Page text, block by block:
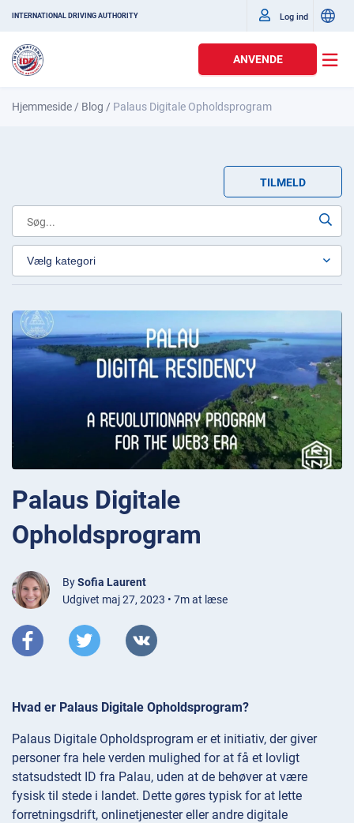
INTERNATIONAL DRIVING AUTHORITY Log ind
ANVENDE
Hjemmeside / Blog / Palaus Digitale Opholdsprogram
TILMELD
Palaus Digitale
Opholdsprogram
BySofia Laurent
Udgivet maj 27, 2023 • 7m at læse
Hvad er Palaus Digitale Opholdsprogram?
Palaus Digitale Opholdsprogram er et initiativ, der giver
personer fra hele verden mulighed for at få et lovligt
statsudstedt ID fra Palau, uden at de behøver at være
fysisk til stede i landet. Dette gøres typisk for at lette
forretningsdrift, onlinetjenester eller andre digitale